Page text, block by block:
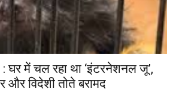
में चल रहा था ‘इंटरनेशनल जू’,
और विदेशी तोते बरामद